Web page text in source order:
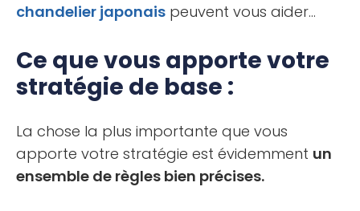
chandelier japonais peuvent vous aider…
Ce que vous apporte votre
stratégie de base :
La chose la plus importante que vous
apporte votre stratégie est évidemment un
ensemble de règles bien précises.